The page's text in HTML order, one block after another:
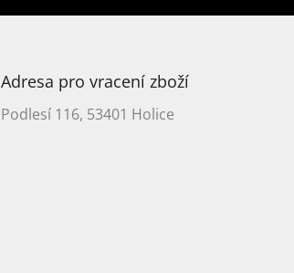
Adresa pro vracení zboží
Podlesí 116, 53401 Holice